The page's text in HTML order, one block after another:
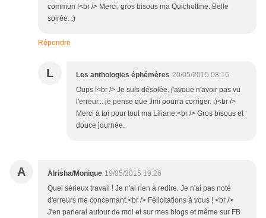
commun !<br /> Merci, gros bisous ma Quichottine. Belle
soirée. :)
Répondre
L Les anthologies éphémères 20/05/2015 08:16
Oups !<br /> Je suis désolée, j'avoue n'avoir pas vu
l'erreur... je pense que Jmi pourra corriger. :)<br />
Merci à toi pour tout ma Liliane.<br /> Gros bisous et
douce journée.
A Alrisha/Monique 19/05/2015 19:26
Quel sérieux travail ! Je n'ai rien à redire. Je n'ai pas noté
d'erreurs me concernant.<br /> Félicitations à vous ! <br />
J'en parlerai autour de moi et sur mes blogs et même sur FB